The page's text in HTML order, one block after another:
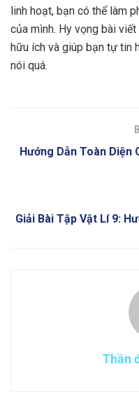
linh hoạt, bạn có thể làm
của mình. Hy vọng bài
hữu ích và giúp bạn tự tin
nói quá.
Hướng Dẫn Toàn Diện
Giải Bài Tập Vật Lí 9:
Thần